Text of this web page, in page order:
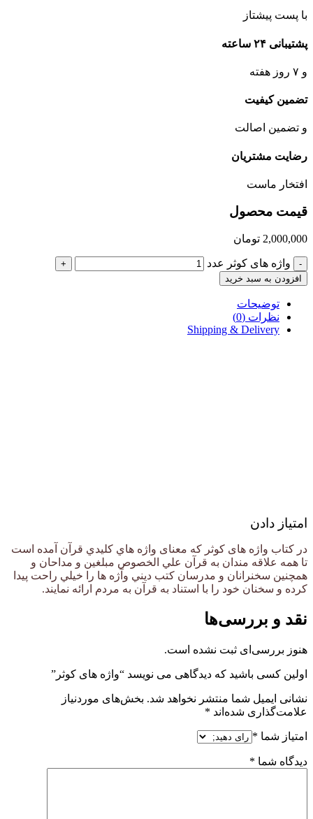
با پست پیشتاز
پشتیبانی ۲۴ ساعته
و ۷ روز هفته
تضمین کیفیت
و تضمین اصالت
رضایت مشتریان
افتخار ماست
قیمت محصول
2,000,000 تومان
- واژه های کوثر عدد
+
افزودن به سبد خرید
توضیحات
نظرات (0)
Shipping & Delivery
امتیاز دادن
در كتاب واژه های کوثر که معنای واژه هاي كليدي قرآن آمده است
تا همه علاقه مندان به قرآن علي الخصوص مبلغين و مداحان و
همچنين سخنرانان و مدرسان كتب ديني وآژه ها را خيلي راحت پيدا
كرده و سخنان خود را با استناد به قرآن به مردم ارائه نمايند.
نقد و بررسی‌ها
هنوز بررسی‌ای ثبت نشده است.
اولین کسی باشید که دیدگاهی می نویسد “واژه های کوثر”
نشانی ایمیل شما منتشر نخواهد شد. بخش‌های موردنیاز
علامت‌گذاری شده‌اند *
امتیاز شما *
دیدگاه شما *